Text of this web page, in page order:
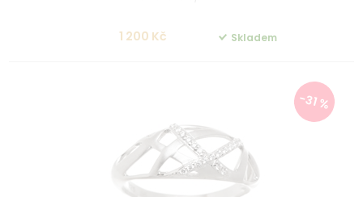
1 200 Kč Skladem
-31 %